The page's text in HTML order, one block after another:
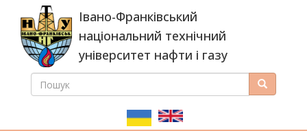
основного
вмісту
Івано-Франківський
національний технічний
університет нафти і газу
ПОШУКОВА
ПОШУК Пошук